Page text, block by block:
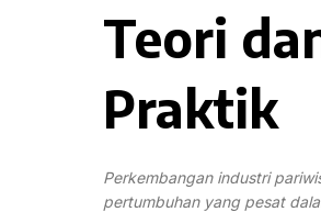
Teori
Praktik
Perkembangan industri
pertumbuhan yang pesat